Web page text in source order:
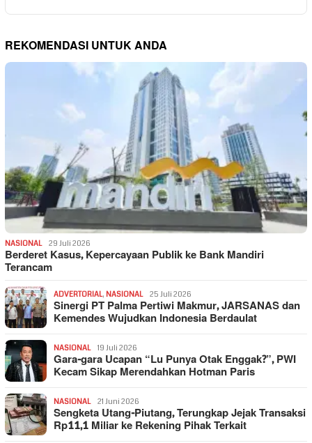
REKOMENDASI UNTUK ANDA
NASIONAL 29 Juli 2026
Berderet Kasus, Kepercayaan Publik ke Bank Mandiri
Terancam
ADVERTORIAL, NASIONAL 25 Juli 2026
Sinergi PT Palma Pertiwi Makmur, JARSANAS dan
Kemendes Wujudkan Indonesia Berdaulat
NASIONAL 19 Juli 2026
Gara-gara Ucapan “Lu Punya Otak Enggak?”, PWI
Kecam Sikap Merendahkan Hotman Paris
NASIONAL 21 Juni 2026
Sengketa Utang-Piutang, Terungkap Jejak Transaksi
Rp11,1 Miliar ke Rekening Pihak Terkait